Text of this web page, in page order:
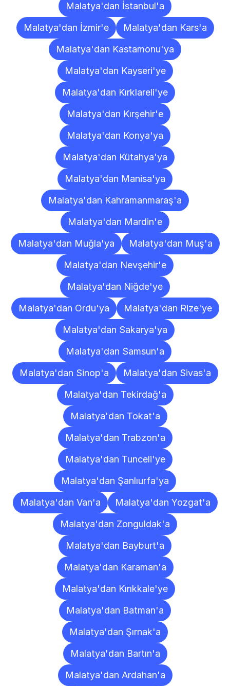
Malatya'dan İstanbul'a
Malatya'dan İzmir'e
Malatya'dan Kars'a
Malatya'dan Kastamonu'ya
Malatya'dan Kayseri'ye
Malatya'dan Kırklareli'ye
Malatya'dan Kırşehir'e
Malatya'dan Konya'ya
Malatya'dan Kütahya'ya
Malatya'dan Manisa'ya
Malatya'dan Kahramanmaraş'a
Malatya'dan Mardin'e
Malatya'dan Muğla'ya
Malatya'dan Muş'a
Malatya'dan Nevşehir'e
Malatya'dan Niğde'ye
Malatya'dan Ordu'ya
Malatya'dan Rize'ye
Malatya'dan Sakarya'ya
Malatya'dan Samsun'a
Malatya'dan Sinop'a
Malatya'dan Sivas'a
Malatya'dan Tekirdağ'a
Malatya'dan Tokat'a
Malatya'dan Trabzon'a
Malatya'dan Tunceli'ye
Malatya'dan Şanlıurfa'ya
Malatya'dan Van'a
Malatya'dan Yozgat'a
Malatya'dan Zonguldak'a
Malatya'dan Bayburt'a
Malatya'dan Karaman'a
Malatya'dan Kırıkkale'ye
Malatya'dan Batman'a
Malatya'dan Şırnak'a
Malatya'dan Bartın'a
Malatya'dan Ardahan'a